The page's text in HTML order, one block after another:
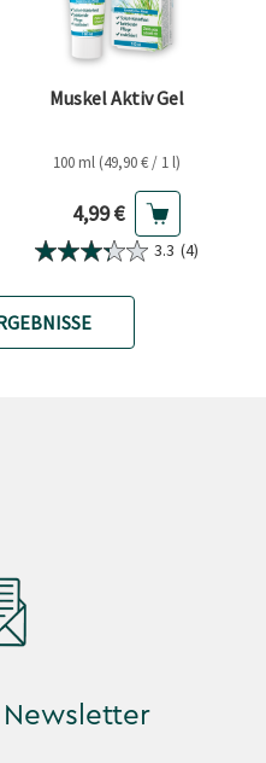
Muskel Aktiv Gel
100 ml (49,90 € / 1 l)
Aktueller Preis
4,99 €
3.3 (4)